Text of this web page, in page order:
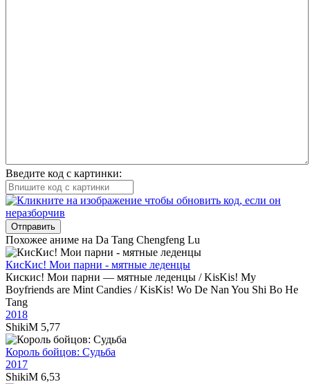
Введите код с картинки:
Отправить
Похожее аниме на Da Tang Chengfeng Lu
КисКис! Мои парни - мятные леденцы
Кискис! Мои парни — мятные леденцы / KisKis! My
Boyfriends are Mint Candies / KisKis! Wo De Nan You Shi Bo He
Tang
2018
ShikiM 5,77
Король бойцов: Судьба
2017
ShikiM 6,53